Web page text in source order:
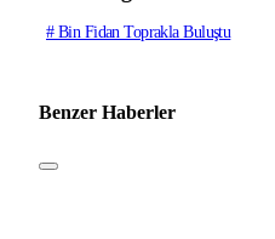
# Bin Fidan Toprakla Buluştu
Benzer Haberler